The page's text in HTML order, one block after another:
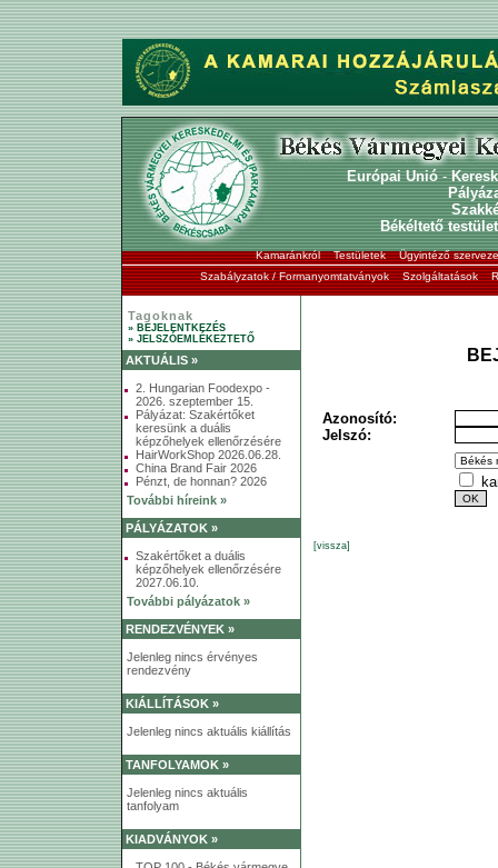
Európai Unió-
Békéltető testület
Kamaránkról Testületek
Ügyintéző
Szabályzatok / Formanyomtatványok
Szolgáltatások
Tagoknak
» BEJELENTKEZÉS
» JELSZÓEMLÉKEZTETŐ
AKTUÁLIS »
2. Hungarian Foodexpo -
2026. szeptember 15.
Pályázat: Szakértőket
keresünk a duális
képzőhelyek ellenőrzésére
HairWorkShop 2026.06.28.
China Brand Fair 2026
Pénzt, de honnan? 2026
További híreink »
PÁLYÁZATOK »
Szakértőket a duális
képzőhelyek ellenőrzésére
2027.06.10.
További pályázatok »
RENDEZVÉNYEK »
Jelenleg nincs érvényes
rendezvény
KIÁLLÍTÁSOK »
Jelenleg nincs aktuális kiállítás
TANFOLYAMOK »
Jelenleg nincs aktuális
tanfolyam
KIADVÁNYOK »
Azonosító:
Jelszó:
[vissza]